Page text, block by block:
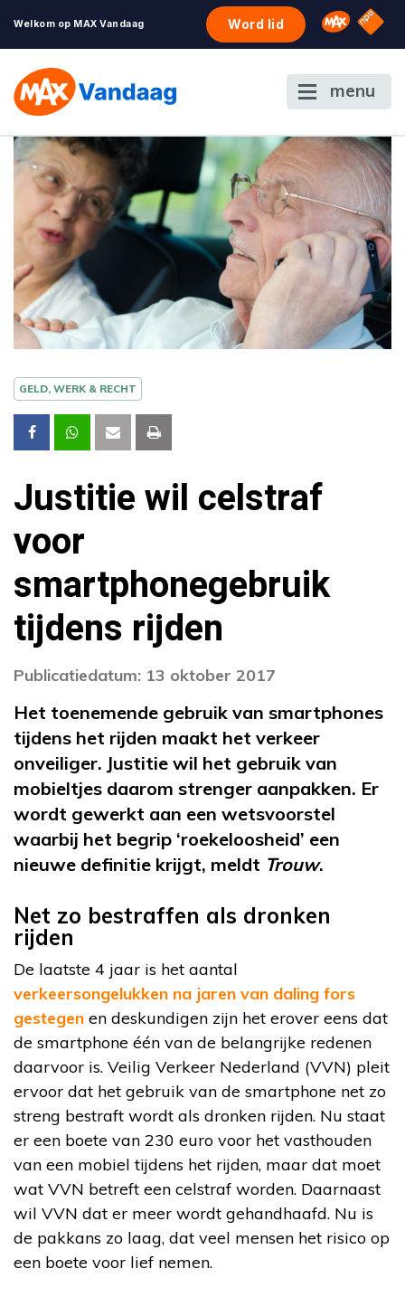
Welkom op MAX Vandaag Word lid Omroep
NPO
menu
GELD, WERK & RECHT
Justitie wil celstraf
voor
smartphonegebruik
tijdens rijden
Publicatiedatum: 13 oktober 2017
Het toenemende gebruik van smartphones
tijdens het rijden maakt het verkeer
onveiliger. Justitie wil het gebruik van
mobieltjes daarom strenger aanpakken. Er
wordt gewerkt aan een wetsvoorstel
waarbij het begrip ‘roekeloosheid’ een
nieuwe definitie krijgt, meldt Trouw.
Net zo bestraffen als dronken
rijden
De laatste 4 jaar is het aantal
verkeersongelukken na jaren van daling fors
gestegen en deskundigen zijn het erover eens dat
de smartphone één van de belangrijke redenen
daarvoor is. Veilig Verkeer Nederland (VVN) pleit
ervoor dat het gebruik van de smartphone net zo
streng bestraft wordt als dronken rijden. Nu staat
er een boete van 230 euro voor het vasthouden
van een mobiel tijdens het rijden, maar dat moet
wat VVN betreft een celstraf worden. Daarnaast
wil VVN dat er meer wordt gehandhaafd. Nu is
de pakkans zo laag, dat veel mensen het risico op
een boete voor lief nemen.